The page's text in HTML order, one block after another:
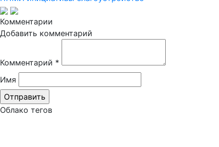
Комментарии
Добавить комментарий
Комментарий *
Имя
Облако тегов